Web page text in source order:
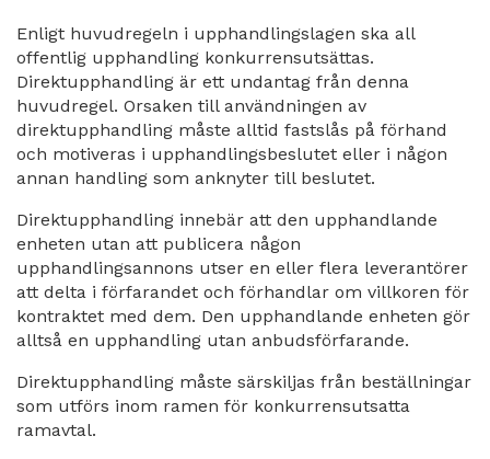
Enligt huvudregeln i upphandlingslagen ska all
offentlig upphandling konkurrensutsättas.
Direktupphandling är ett undantag från denna
huvudregel. Orsaken till användningen av
direktupphandling måste alltid fastslås på förhand
och motiveras i upphandlingsbeslutet eller i någon
annan handling som anknyter till beslutet.
Direktupphandling innebär att den upphandlande
enheten utan att publicera någon
upphandlingsannons utser en eller flera leverantörer
att delta i förfarandet och förhandlar om villkoren för
kontraktet med dem. Den upphandlande enheten gör
alltså en upphandling utan anbudsförfarande.
Direktupphandling måste särskiljas från beställningar
som utförs inom ramen för konkurrensutsatta
ramavtal.